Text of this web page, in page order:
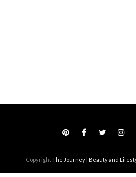
CopyrightThe Journey | Beauty and